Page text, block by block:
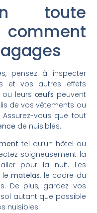
toute
pensez à inspecter
et vos autres effets
leurs œufs peuvent
de vos vêtements ou
Assurez-vous que tout
de nuisibles.
tel qu’un hôtel ou
soigneusement la
pour la nuit. Les
lematelas, le cadre du
De plus, gardez vos
autant que possible
nuisibles.